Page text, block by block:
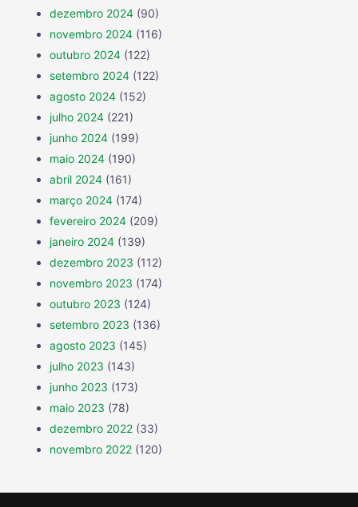
dezembro 2024 (90)
novembro 2024 (116)
outubro 2024 (122)
setembro 2024 (122)
agosto 2024 (152)
julho 2024 (221)
junho 2024 (199)
maio 2024 (190)
abril 2024 (161)
março 2024 (174)
fevereiro 2024 (209)
janeiro 2024 (139)
dezembro 2023 (112)
novembro 2023 (174)
outubro 2023 (124)
setembro 2023 (136)
agosto 2023 (145)
julho 2023 (143)
junho 2023 (173)
maio 2023 (78)
dezembro 2022 (33)
novembro 2022 (120)